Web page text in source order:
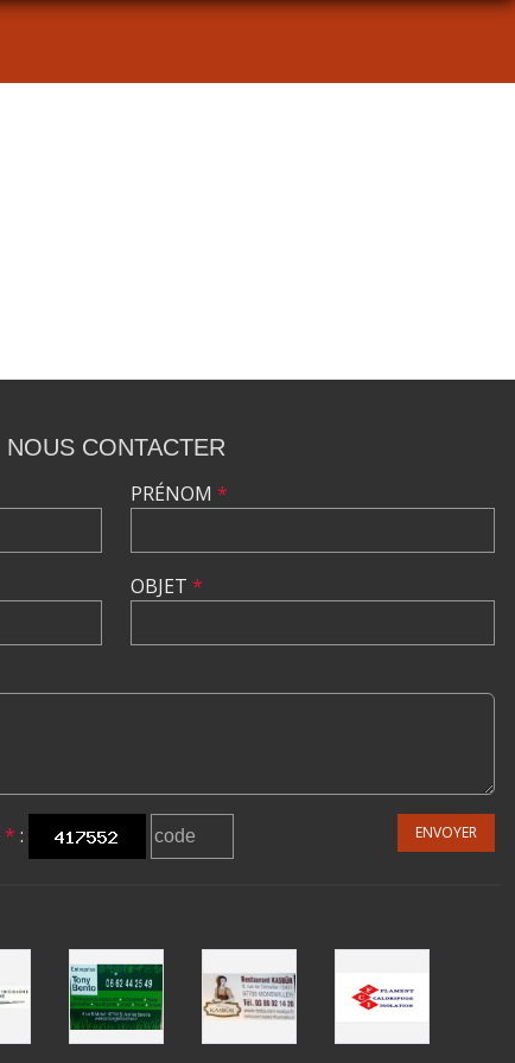
NOUS CONTACTER
PRÉNOM *
OBJET *
* : ENVOYER